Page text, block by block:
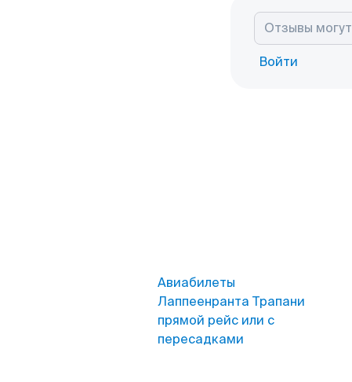
Войти
Авиабилеты
Лаппеенранта Трапани
прямой рейс или с
пересадками